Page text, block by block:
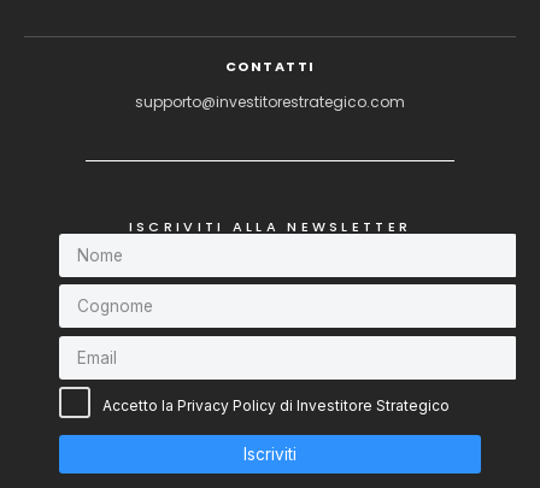
CONTATTI
supporto@investitorestrategico.com
ISCRIVITI ALLA NEWSLETTER